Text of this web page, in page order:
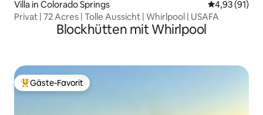
Villa in Colorado Springs
4,93 (91)
Privat | 72 Acres | Tolle Aussicht | Whirlpool | USAFA
Blockhütten mit Whirlpool
Beliebter Gäste-Favorit.
Gäste-Favorit